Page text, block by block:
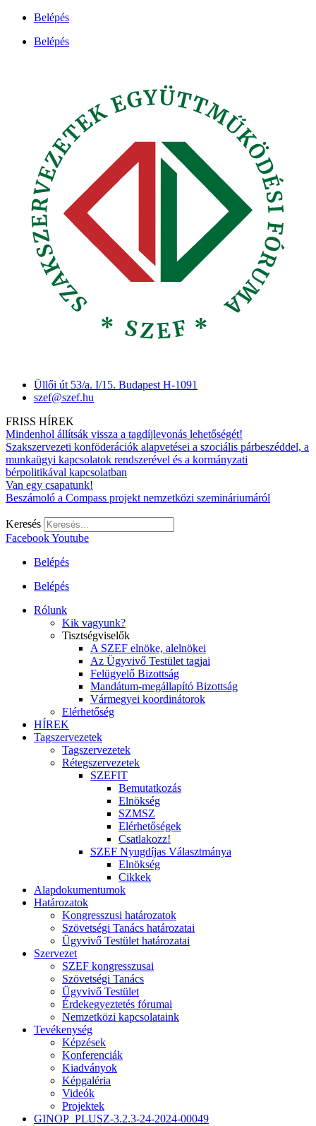
Ugrás
tartalomhoz
Belépés
Belépés
Üllői út 53/a. I/15. Budapest H-1091
szef@szef.hu
FRISS HÍREK
Mindenhol állítsák vissza a tagdíjlevonás lehetőségét!
Szakszervezeti konföderációk alapvetései a szociális párbeszéddel, a
munkaügyi kapcsolatok rendszerével és a kormányzati
bérpolitikával kapcsolatban
Van egy csapatunk!
Beszámoló a Compass projekt nemzetközi szemináriumáról
Keresés
FacebookYoutube
Belépés
Belépés
Rólunk
Kik vagyunk?
Tisztségviselők
A SZEF elnöke, alelnökei
Az Ügyvivő Testület tagjai
Felügyelő Bizottság
Mandátum-megállapító Bizottság
Vármegyei koordinátorok
Elérhetőség
HÍREK
Tagszervezetek
Tagszervezetek
Rétegszervezetek
SZEFIT
Bemutatkozás
Elnökség
SZMSZ
Elérhetőségek
Csatlakozz!
SZEF Nyugdíjas Választmánya
Elnökség
Cikkek
Alapdokumentumok
Határozatok
Kongresszusi határozatok
Szövetségi Tanács határozatai
Ügyvivő Testület határozatai
Szervezet
SZEF kongresszusai
Szövetségi Tanács
Ügyvivő Testület
Érdekegyeztetés fórumai
Nemzetközi kapcsolataink
Tevékenység
Képzések
Konferenciák
Kiadványok
Képgaléria
Videók
Projektek
GINOP_PLUSZ-3.2.3-24-2024-00049